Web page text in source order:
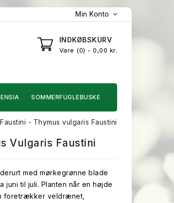
Min Konto
INDKØBSKURV
Vare 0 - 0,00 kr.
SOMMERFUGLEBUSKE
- Thymus vulgaris Faustini
Vulgaris Faustini
med mørkegrønne blade
juni til juli. Planten når en højde
foretrækker veldrænet,